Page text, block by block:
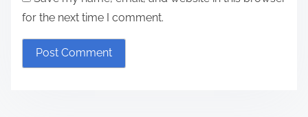
for the next time I comment.